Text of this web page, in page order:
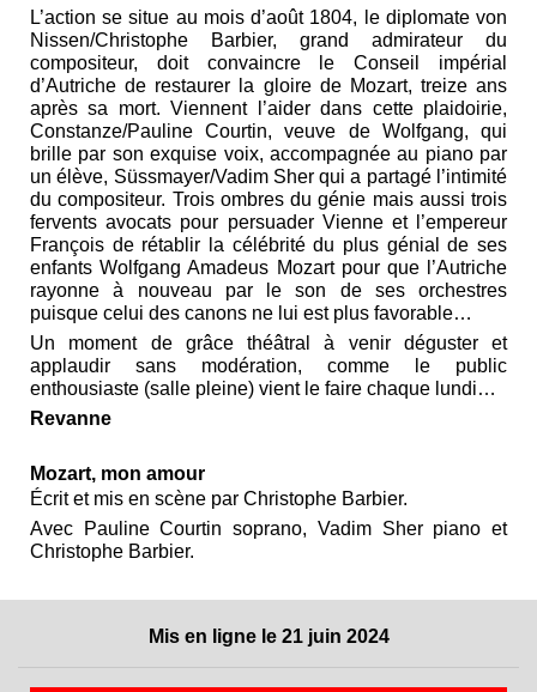
L’action se situe au mois d’août 1804, le diplomate von
Nissen/Christophe Barbier, grand admirateur du
compositeur, doit convaincre le Conseil impérial
d’Autriche de restaurer la gloire de Mozart, treize ans
après sa mort. Viennent l’aider dans cette plaidoirie,
Constanze/Pauline Courtin, veuve de Wolfgang, qui
brille par son exquise voix, accompagnée au piano par
un élève, Süssmayer/Vadim Sher qui a partagé l’intimité
du compositeur. Trois ombres du génie mais aussi trois
fervents avocats pour persuader Vienne et l’empereur
François de rétablir la célébrité du plus génial de ses
enfants Wolfgang Amadeus Mozart pour que l’Autriche
rayonne à nouveau par le son de ses orchestres
puisque celui des canons ne lui est plus favorable…
Un moment de grâce théâtral à venir déguster et
applaudir sans modération, comme le public
enthousiaste (salle pleine) vient le faire chaque lundi…
Revanne
Mozart, mon amour
Écrit et mis en scène par Christophe Barbier.
Avec Pauline Courtin soprano, Vadim Sher piano et
Christophe Barbier.
Mis en ligne le 21 juin 2024